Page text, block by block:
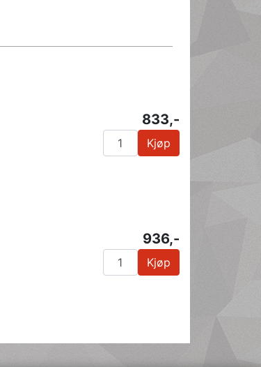
833,-
Kjøp
936,-
Kjøp